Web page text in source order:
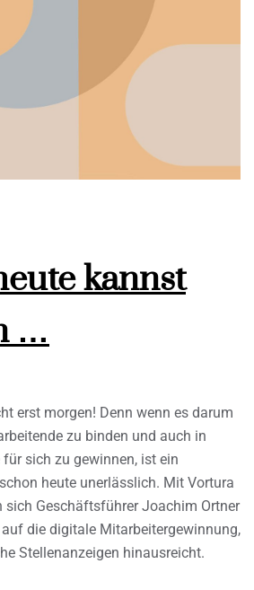
kannst
…
erst morgen! Denn wenn es darum
zu binden und auch in
sich zu gewinnen, ist ein
heute unerlässlich. Mit Vortura
Geschäftsführer Joachim Ortner
die digitale Mitarbeitergewinnung,
Stellenanzeigen hinausreicht.